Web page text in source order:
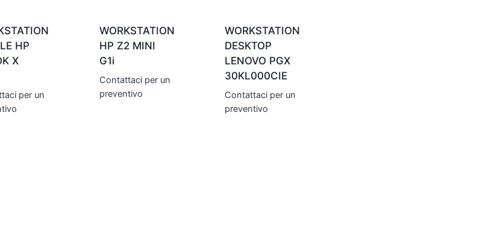
HP
X
per un
WORKSTATION
HP Z2 MINI
G1i
Contattaci per un
preventivo
WORKSTATION
DESKTOP
LENOVO PGX
30KL000CIE
Contattaci per un
preventivo